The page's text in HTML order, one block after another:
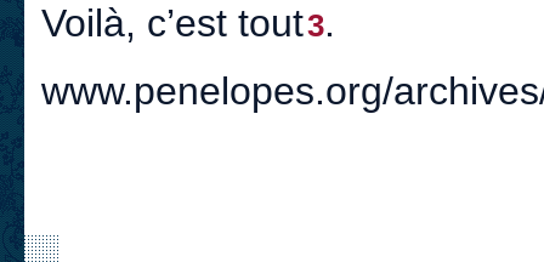
Voilà, c’est tout3.
www.penelopes.org/